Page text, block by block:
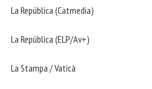
La República (Catmedia)
La República (ELP/Av+)
La Stampa / Vaticà